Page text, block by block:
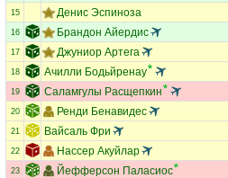
15 Денис Эспиноза
16 Брандон Айердис
17 Джуниор Артега
18 Ачилли Бодьйренау
19 Саламгулы Расщепкин
20 Ренди Бенавидес
21 Вайсаль Фри
22 Нассер Акуйлар
23 Йефферсон Паласиос